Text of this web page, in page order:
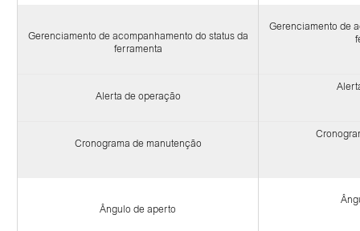
Gerenciamento de acompanhamento do status da
ferramenta
Gerenciamento de
Alerta de operação
Cronograma de manutenção
Ângulo de aperto